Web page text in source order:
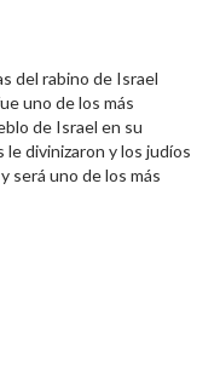
del rabino de Israel
uno de los más
de Israel en su
divinizaron y los judíos
será uno de los más